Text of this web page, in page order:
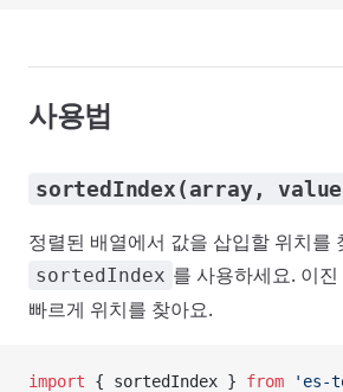
사용법
sortedIndex(array,
정렬된 배열에서 값을 삽입할 위치를
sortedIndex 를 사용하세요. 이
빠르게 위치를 찾아요.
import { sortedIndex } from 'es-